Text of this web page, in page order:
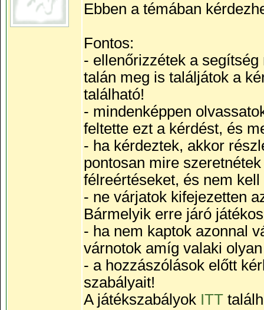
Ebben a témában
Fontos:
- ellenőrizzétek a
talán meg is találjátok a
található!
- mindenképpen
feltette ezt a kérdést, és
- ha kérdeztek, akkor
pontosan mire
félreértéseket, és nem
- ne várjatok kifejezetten
Bármelyik erre járó
- ha nem kaptok azonnal
várnotok amíg valaki
- a hozzászólások előtt
szabályait!
A játékszabályok ITT